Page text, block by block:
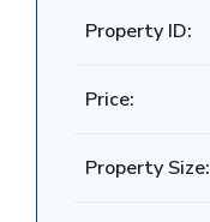
Property ID:
Price:
Property Size: